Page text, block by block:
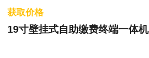
获取价格
19寸壁挂式自助缴费终端一体机